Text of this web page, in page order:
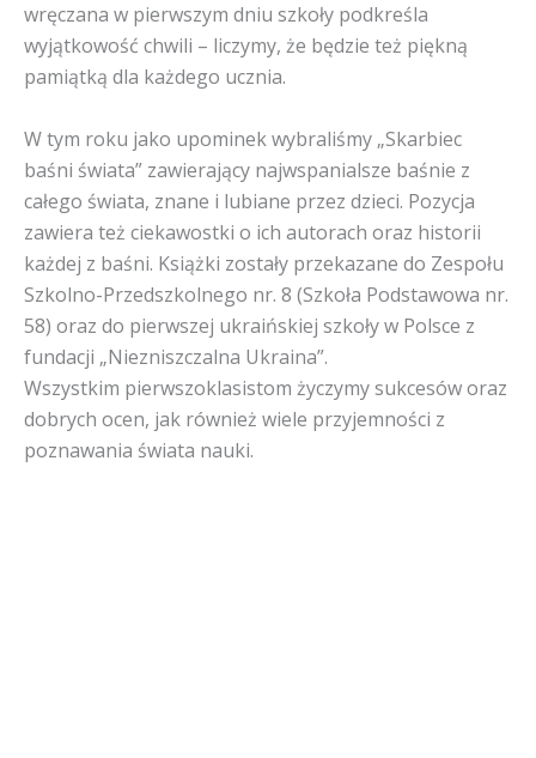
wręczana w pierwszym dniu szkoły podkreśla
wyjątkowość chwili – liczymy, że będzie też piękną
pamiątką dla każdego ucznia.
W tym roku jako upominek wybraliśmy „Skarbiec
baśni świata” zawierający najwspanialsze baśnie z
całego świata, znane i lubiane przez dzieci. Pozycja
zawiera też ciekawostki o ich autorach oraz historii
każdej z baśni. Książki zostały przekazane do Zespołu
Szkolno-Przedszkolnego nr. 8 (Szkoła Podstawowa nr.
58) oraz do pierwszej ukraińskiej szkoły w Polsce z
fundacji „Niezniszczalna Ukraina”.
Wszystkim pierwszoklasistom życzymy sukcesów oraz
dobrych ocen, jak również wiele przyjemności z
poznawania świata nauki.